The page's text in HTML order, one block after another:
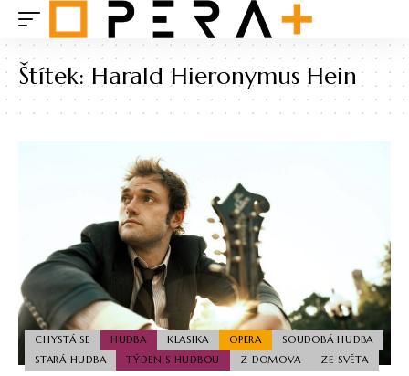
Štítek:Harald Hieronymus Hein
CHYSTÁ SE HUDBA KLASIKA OPERA
SOUDOBÁ HUDBA
STARÁ HUDBA
TÝDEN S HUDBOU Z DOMOVA ZE SVĚTA